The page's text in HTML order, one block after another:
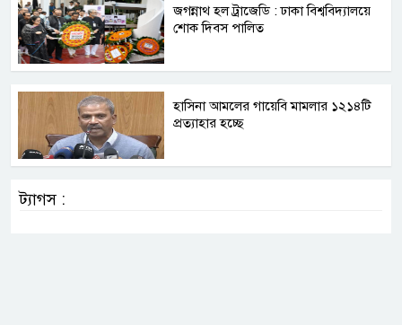
জগন্নাথ হল ট্রাজেডি : ঢাকা বিশ্ববিদ্যালয়ে
শোক দিবস পালিত
হাসিনা আমলের গায়েবি মামলার ১২১৪টি
প্রত্যাহার হচ্ছে
ট্যাগস :